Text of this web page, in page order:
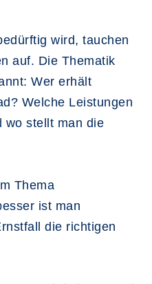
wird, tauchen
auf. Die Thematik
Wer erhält
Welche Leistungen
wo stellt man die
Thema
ist man
die richtigen